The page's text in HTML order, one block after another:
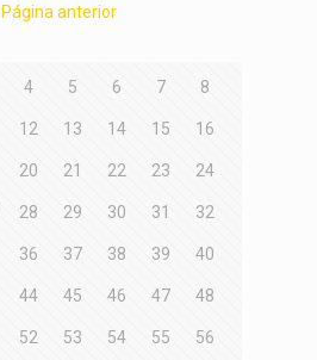
Página anterior
4 5 6 7 8
12 13 14 15 16
20 21 22 23 24
28 29 30 31 32
36 37 38 39 40
44 45 46 47 48
52 53 54 55 56